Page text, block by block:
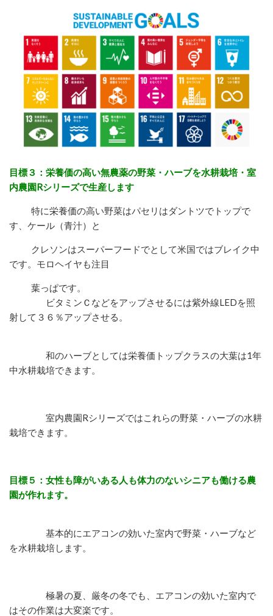
目標３：栄養価の高い無農薬の野菜・ハーブを水耕栽培・室
内農園Rシリーズで生産します
特に栄養価の高い野菜はパセリはダントツでトップで
す、ケール（青汁）と
クレソンはスーパーフードでとして米国ではブレイク中
です。モロヘイヤも注目
葉っぱです。
ビタミンＣなどをアップさせるには紫外線LEDを照
射して３６％アップさせる。
和のハーブとしては栄養価トップクラスの大葉は1年
中水耕栽培できます。
室内農園Rシリーズではこれらの野菜・ハーブの水耕
栽培できます。
目標５：女性も障がいある人も体力のないシニアも働ける農
園が作れます。
基本的にエアコンの効いた室内で野菜・ハーブなど
を水耕栽培します。
極暑の夏、厳冬の冬でも、エアコンの効いた室内で
はその作業は大変楽です。